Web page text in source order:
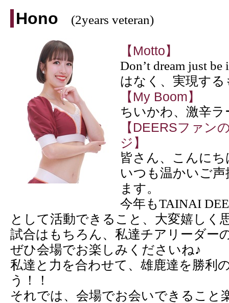
Hono (2years veteran)
【Motto】
Don’t dream just
はなく、実現する
【My Boom】
ちいかわ、激辛ラ
【DEERSファン
ジ】
皆さん、こんに
いつも温かいご
ます。
今年もTAINAI
として活動できること、大変嬉しく
試合はもちろん、私達チアリーダー
ぜひ会場でお楽しみくださいね♪
私達と力を合わせて、雄鹿達を勝利
う！！
それでは、会場でお会いできること